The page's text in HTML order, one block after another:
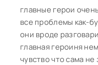
главные герои
все проблемы как-
они вроде
главная героиня
чувство что сама не